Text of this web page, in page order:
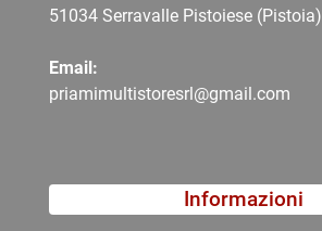
51034 Serravalle Pistoiese (Pistoia)
Email:
priamimultistoresrl@gmail.com
Informazioni